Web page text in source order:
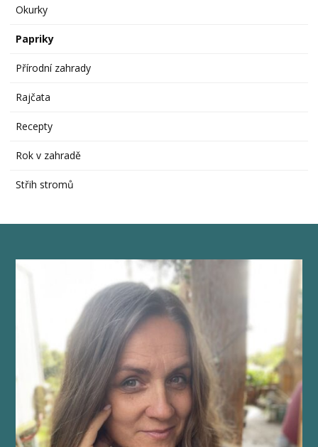
Okurky
Papriky
Přírodní zahrady
Rajčata
Recepty
Rok v zahradě
Střih stromů